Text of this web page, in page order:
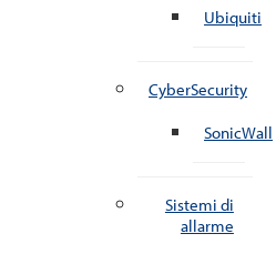
Ubiquiti
CyberSecurity
SonicWall
Sistemi di
allarme